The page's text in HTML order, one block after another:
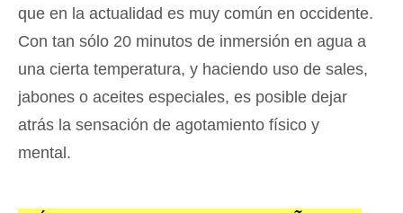
que en la actualidad es muy común en occidente.
Con tan sólo 20 minutos de inmersión en agua a
una cierta temperatura, y haciendo uso de sales,
jabones o aceites especiales, es posible dejar
atrás la sensación de agotamiento físico y
mental.